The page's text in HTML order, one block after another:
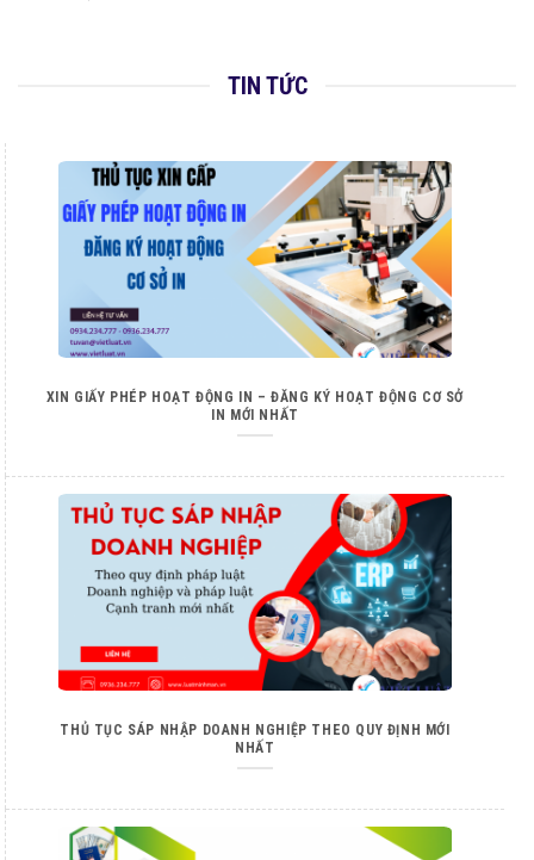
TIN TỨC
XIN GIẤY PHÉP HOẠT ĐỘNG IN – ĐĂNG KÝ HOẠT ĐỘNG CƠ SỞ
IN MỚI NHẤT
THỦ TỤC SÁP NHẬP DOANH NGHIỆP THEO QUY ĐỊNH MỚI
NHẤT